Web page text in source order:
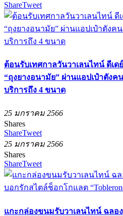
ShareTweet
ต้อนรับเทศกาลวันวาเลนไทน์ ดีเ
“ถุงยางอนามัย” ผ่านแอปเป๋าตัง
บริการถึง 4 ขนาด
25 มกราคม 2566
Shares
ShareTweet
25 มกราคม 2566
Shares
ShareTweet
แกะกล่องขนมรับวาเลนไทน์ ฉล